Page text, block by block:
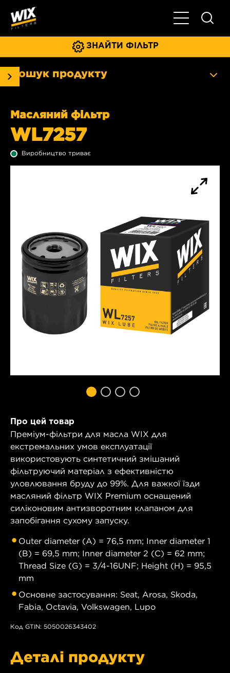
Увімкнути/
ЗНАЙТИ ФІЛЬТР
Пошук продукту
Масляний фільтр
WL7257
Виробництво триває
Про цей товар
Преміум-фільтри для масла WIX для
екстремальних умов експлуатації
використовують синтетичний змішаний
фільтруючий матеріал з ефективністю
уловлювання бруду до 99%. Для важкої їзди
масляний фільтр WIX Premium оснащений
силіконовим антизворотним клапаном для
запобігання сухому запуску.
Outer diameter (A) = 76,5 mm; Inner diameter 1
(B) = 69,5 mm; Inner diameter 2 (C) = 62 mm;
Thread Size (G) = 3/4-16UNF; Height (H) = 95,5
mm
Основне застосування: Seat, Arosa, Skoda,
Fabia, Octavia, Volkswagen, Lupo
Код GTIN: 5050026343402
Деталі продукту